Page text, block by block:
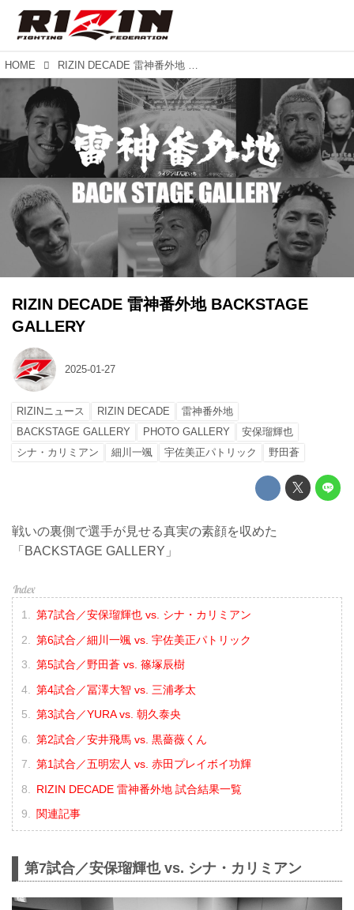
HOME RIZIN DECADE 雷神番外地 BACKSTAGE GALLERY
RIZIN DECADE 雷神番外地 BACKSTAGE
GALLERY
2025-01-27
RIZINニュース RIZIN DECADE
雷神番外地
BACKSTAGE GALLERY
PHOTO GALLERY
安保瑠輝也
シナ・カリミアン
細川一颯 宇佐美正パトリック 野田蒼
戦いの裏側で選手が見せる真実の素顔を収めた
「BACKSTAGE GALLERY」
第7試合／安保瑠輝也 vs. シナ・カリミアン
第6試合／細川一颯 vs. 宇佐美正パトリック
第5試合／野田蒼 vs. 篠塚辰樹
第4試合／冨澤大智 vs. 三浦孝太
第3試合／YURA vs. 朝久泰央
第2試合／安井飛馬 vs. 黒薔薇くん
第1試合／五明宏人 vs. 赤田プレイボイ功輝
RIZIN DECADE 雷神番外地 試合結果一覧
関連記事
第7試合／安保瑠輝也 vs. シナ・カリミアン